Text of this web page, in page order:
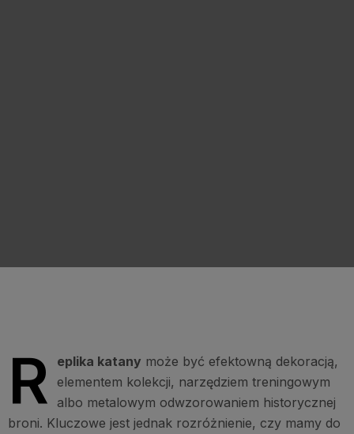
R eplika katany może być efektowną dekoracją,
elementem kolekcji, narzędziem treningowym
albo metalowym odwzorowaniem historycznej
broni. Kluczowe jest jednak rozróżnienie, czy mamy do